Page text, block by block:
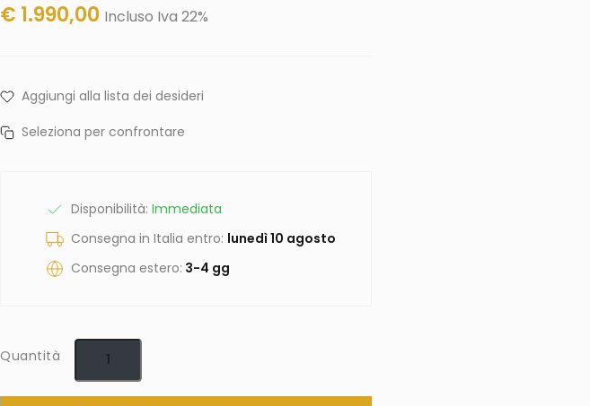
€ 1.990,00 Incluso Iva 22%
Aggiungi alla lista dei desideri
Seleziona per confrontare
Disponibilità: Immediata
Consegna in Italia entro: lunedì 10 agosto
Consegna estero: 3-4 gg
Quantità